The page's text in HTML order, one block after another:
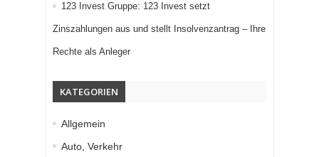
123 Invest Gruppe: 123 Invest setzt
Zinszahlungen aus und stellt Insolvenzantrag – Ihre
Rechte als Anleger
KATEGORIEN
Allgemein
Auto, Verkehr